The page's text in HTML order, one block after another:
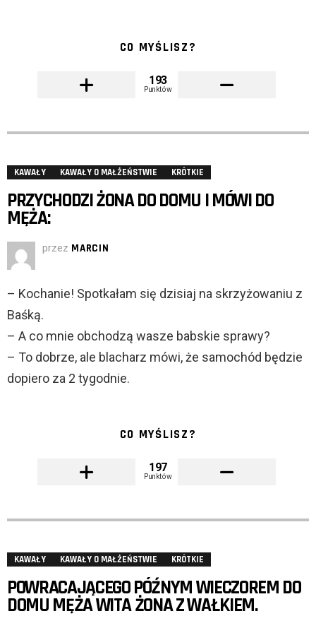
CO MYŚLISZ?
193
Punktów
KAWAŁY KAWAŁY O MAŁŻEŃSTWIE KRÓTKIE
PRZYCHODZI ŻONA DO DOMU I MÓWI DO
MĘŻA:
przez MARCIN
– Kochanie! Spotkałam się dzisiaj na skrzyżowaniu z
Baśką.
– A co mnie obchodzą wasze babskie sprawy?
– To dobrze, ale blacharz mówi, że samochód będzie
dopiero za 2 tygodnie.
CO MYŚLISZ?
197
Punktów
KAWAŁY KAWAŁY O MAŁŻEŃSTWIE KRÓTKIE
POWRACAJĄCEGO PÓŹNYM WIECZOREM DO
DOMU MĘŻA WITA ŻONA Z WAŁKIEM.